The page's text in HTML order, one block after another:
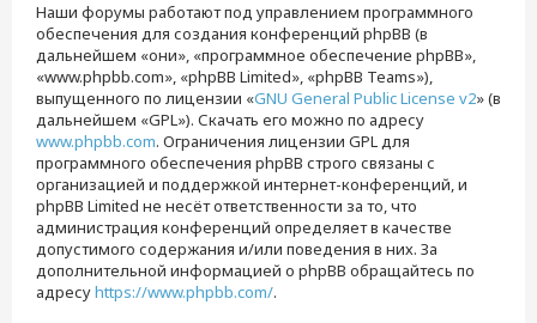
Наши форумы работают под управлением программного
обеспечения для создания конференций phpBB (в
дальнейшем «они», «программное обеспечение phpBB»,
«www.phpbb.com», «phpBB Limited», «phpBB Teams»),
выпущенного по лицензии «GNU General Public License v2» (в
дальнейшем «GPL»). Скачать его можно по адресу
www.phpbb.com. Ограничения лицензии GPL для
программного обеспечения phpBB строго связаны с
организацией и поддержкой интернет-конференций, и
phpBB Limited не несёт ответственности за то, что
администрация конференций определяет в качестве
допустимого содержания и/или поведения в них. За
дополнительной информацией о phpBB обращайтесь по
адресуhttps://www.phpbb.com/.